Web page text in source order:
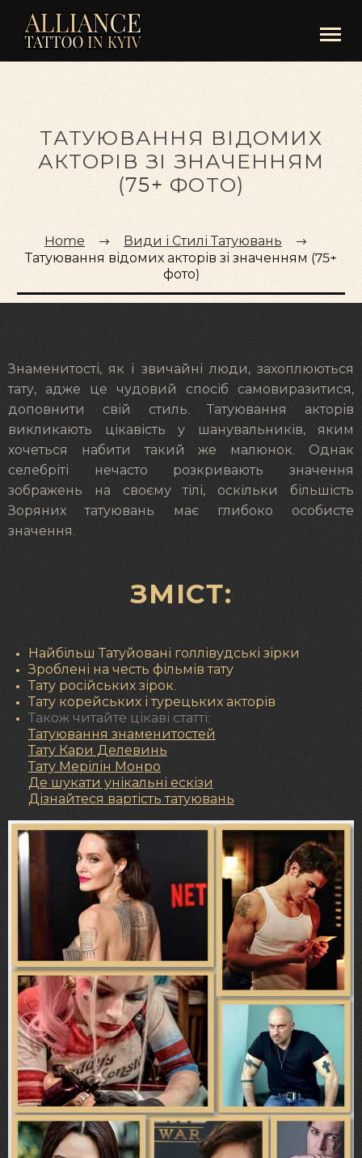
ТАТУЮВАННЯ ВІДОМИХ
АКТОРІВ ЗІ ЗНАЧЕННЯМ
(75+ ФОТО)
Home
Види і Стилі Татуювань
Татуювання відомих акторів зі значенням (75+
фото)
Знаменитості, як і звичайні люди, захоплюються
тату, адже це чудовий спосіб самовиразитися,
доповнити свій стиль. Татуювання акторів
викликають цікавість у шанувальників, яким
хочеться набити такий же малюнок. Однак
селебріті нечасто розкривають значення
зображень на своєму тілі, оскільки більшість
Зоряних татуювань має глибоко особисте
значення.
ЗМІСТ:
Найбільш Татуйовані голлівудські зірки
Зроблені на честь фільмів тату
Тату російських зірок.
Тату корейських і турецьких акторів
Також читайте цікаві статті:
Татуювання знаменитостей
Тату Кари Делевинь
Тату Мерілін Монро
Де шукати унікальні ескізи
Дізнайтеся вартість татуювань